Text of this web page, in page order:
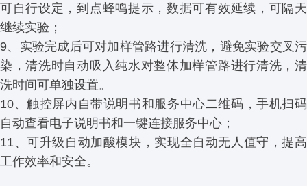
可自行设定，到点蜂鸣提示，数据可有效延续，可隔天
继续实验；
9、实验完成后可对加样管路进行清洗，避免实验交叉污
染，清洗时自动吸入纯水对整体加样管路进行清洗，清
洗时间可单独设置。
10、触控屏内自带说明书和服务中心二维码，手机扫码
自动查看电子说明书和一键连接服务中心；
11、可升级自动加酸模块，实现全自动无人值守，提高
工作效率和安全。